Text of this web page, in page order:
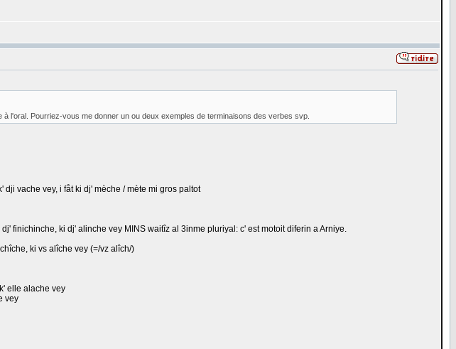
l'oral. Pourriez-vous me donner un ou deux exemples de terminaisons des verbes svp.
vache vey, i fåt ki dj' mèche / mète mi gros paltot
finichinche, ki dj' alinche vey MINS waitîz al 3inme pluriyal: c' est motoit diferin a Arniye.
ki vs alîche vey (=/vz alîch/)
elle alache vey
vey